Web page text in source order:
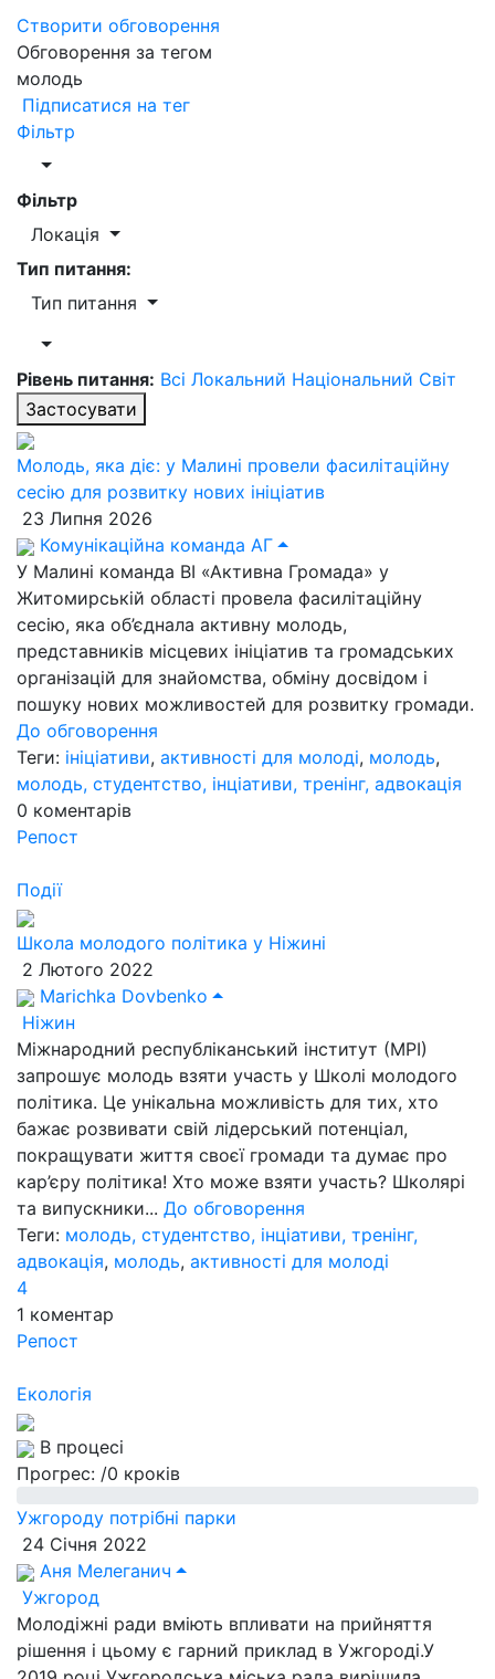
Створити обговорення
Обговорення за тегом
молодь
Підписатися на тег
Фільтр
Фільтр
Локація
Тип питання:
Тип питання
Рівень питання: Всі Локальний Національний Світ
Застосувати
Молодь, яка діє: у Малині провели фасилітаційну
сесію для розвитку нових ініціатив
23 Липня 2026
Комунікаційна команда АГ
У Малині команда ВІ «Активна Громада» у
Житомирській області провела фасилітаційну
сесію, яка об’єднала активну молодь,
представників місцевих ініціатив та громадських
організацій для знайомства, обміну досвідом і
пошуку нових можливостей для розвитку громади.
До обговорення
Теги: ініціативи, активності для молоді, молодь,
молодь, студентство, інціативи, тренінг, адвокація
0 коментарів
Репост
Події
Школа молодого політика у Ніжині
2 Лютого 2022
Marichka Dovbenko
Ніжин
Міжнародний республіканський інститут (МРІ)
запрошує молодь взяти участь у Школі молодого
політика. Це унікальна можливість для тих, хто
бажає розвивати свій лідерський потенціал,
покращувати життя своєї громади та думає про
кар’єру політика! Хто може взяти участь? Школярі
та випускники... До обговорення
Теги: молодь, студентство, інціативи, тренінг,
адвокація, молодь, активності для молоді
4
1 коментар
Репост
Екологія
В процесі
Прогрес: /0 кроків
Ужгороду потрібні парки
24 Січня 2022
Аня Мелеганич
Ужгород
Молодіжні ради вміють впливати на прийняття
рішення і цьому є гарний приклад в Ужгороді.У